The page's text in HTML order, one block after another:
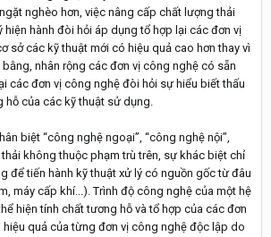
nghèo hơn, việc nâng cấp chất lượng thải
hiện hành đòi hỏi áp dụng tổ hợp lại các đơn vị
sở các kỹ thuật mới có hiệu quả cao hơn thay vì
nhân rộng các đơn vị công nghệ có sẵn
các đơn vị công nghệ đòi hỏi sự hiểu biết thấu
hỗ của các kỹ thuật sử dụng.
biệt “công nghệ ngoại”, “công nghệ nội”,
không thuộc phạm trù trên, sự khác biệt chỉ
để tiến hành kỹ thuật xử lý có nguồn gốc từ đâu
máy cấp khí...). Trình độ công nghệ của một hệ
hiện tính chất tương hỗ và tổ hợp của các đơn
quả của từng đơn vị công nghệ độc lập do